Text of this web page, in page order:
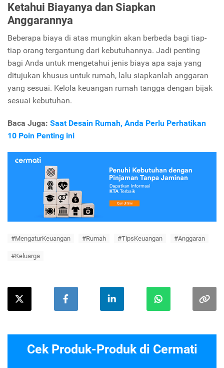
Ketahui Biayanya dan Siapkan
Anggarannya
Beberapa biaya di atas mungkin akan berbeda bagi tiap-
tiap orang tergantung dari kebutuhannya. Jadi penting
bagi Anda untuk mengetahui jenis biaya apa saja yang
ditujukan khusus untuk rumah, lalu siapkanlah anggaran
yang sesuai. Kelola keuangan rumah tangga dengan bijak
sesuai kebutuhan.
Baca Juga: Saat Desain Rumah, Anda Perlu Perhatikan
10 Poin Penting ini
#MengaturKeuangan #Rumah #TipsKeuangan #Anggaran
#Keluarga
Cek Produk-Produk di Cermati